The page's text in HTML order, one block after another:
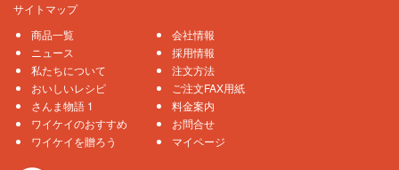
サイトマップ
商品一覧
ニュース
私たちについて
おいしいレシピ
さんま物語 1
ワイケイのおすすめ
ワイケイを贈ろう
会社情報
採用情報
注文方法
ご注文FAX用紙
料金案内
お問合せ
マイページ